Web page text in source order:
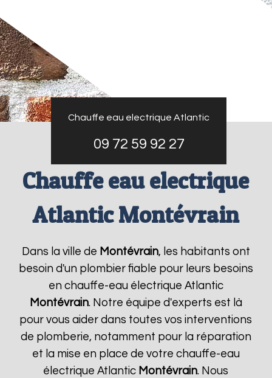
Chauffe eau electrique Atlantic
09 72 59 92 27
Chauffe eau electrique
Atlantic Montévrain
Dans la ville de Montévrain, les habitants ont
besoin d'un plombier fiable pour leurs besoins
en chauffe-eau électrique Atlantic
Montévrain. Notre équipe d'experts est là
pour vous aider dans toutes vos interventions
de plomberie, notamment pour la réparation
et la mise en place de votre chauffe-eau
électrique Atlantic Montévrain. Nous